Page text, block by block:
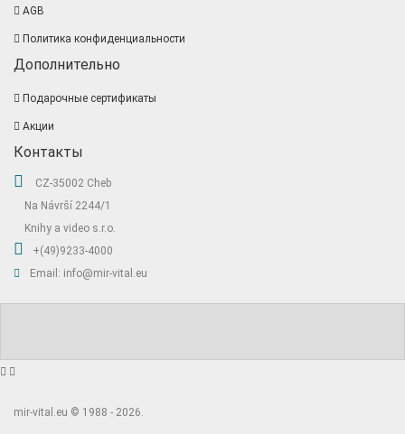
AGB
Политика конфиденциальности
Дополнительно
Подарочные сертификаты
Акции
Контакты
CZ-35002 Cheb
Na Návrší 2244/1
Knihy a video s.r.o.
+(49)9233-4000
Email: info@mir-vital.eu
mir-vital.eu © 1988 - 2026.